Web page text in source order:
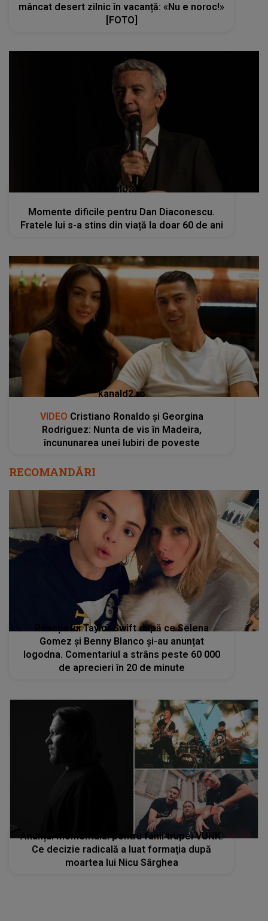
mâncat desert zilnic în vacanță: «Nu e noroc!»
[FOTO]
kanald2.ro
Momente dificile pentru Dan Diaconescu.
Fratele lui s-a stins din viață la doar 60 de ani
kanald2.ro
VIDEO Cristiano Ronaldo și Georgina
Rodriguez: Nunta de vis în Madeira,
încununarea unei Iubiri de poveste
RECOMANDĂRI
Reacția lui Taylor Swift după ce Selena
Gomez și Benny Blanco și-au anunțat
logodna. Comentariul a strâns peste 60 000
de aprecieri în 20 de minute
Anunțul momentului pentru fanii trupei VUNK.
Ce decizie radicală a luat formaţia după
moartea lui Nicu Sârghea